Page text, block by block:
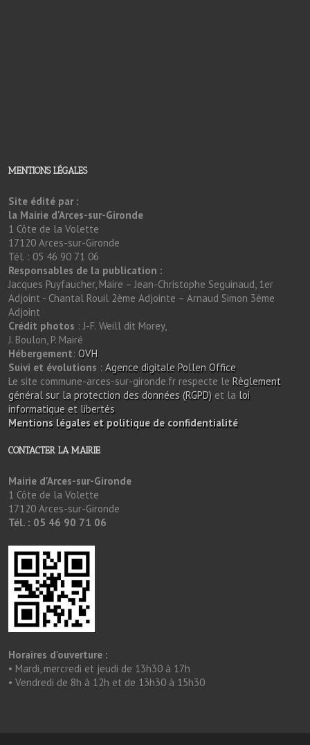
MENTIONS LÉGALES
Site édité par :
la Mairie d'Arces-sur-Gironde
1 Côte de la Volette
17120 Arces-sur-Gironde
Tél. : 05 46 90 71 06
Responsables de la publication :
Jacques Puyfaucher, Maire – Jean-Christophe Seguinaud, 1er
Adjoint - Chantal Rouil 2ème Adjointe – Arnaud Simon 3ème
Adjoint
Crédit photos : J-F. Weill dit Morey,
J. Boulon, P. Mairé
Hébergement: OVH
Suivi et évolutions : Agence digitale Pollen Office
Le site commune-arces-sur-gironde.fr respecte le Règlement
général sur la protection des données (RGPD) et la loi
informatique et libertés
Mentions légales et politique de confidentialité
CONTACTER LA MAIRIE
Mairie d'Arces-sur-Gironde
1 Côte de la Volette
17120 Arces-sur-Gironde
Tél. : 05 46 90 71 06
Horaires d'ouverture :
• Mardi, mercredi et jeudi de 13h30 à 17h
• Vendredi de 8h à 12h et de 13h30 à 15h30